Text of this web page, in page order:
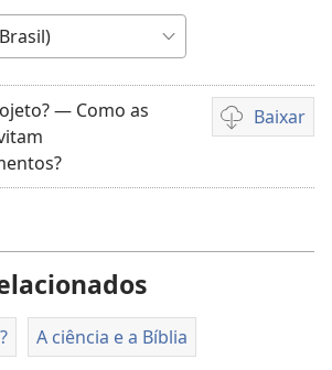
— Como as
Baixar
Opções
download
A ciência e a Bíblia